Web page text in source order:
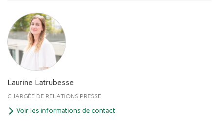
Laurine Latrubesse
CHARGÉE DE RELATIONS PRESSE
Voir les informations de contact